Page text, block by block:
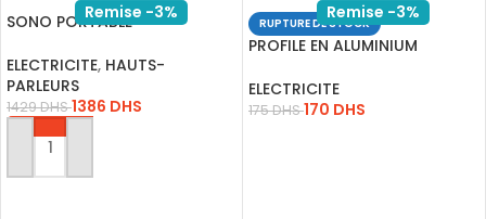
Remise -3%
SONO PORTABLE
USB-BLUET-FM-SD
ELECTRICITE, HAUTS-
PARLEURS
1429DHS1386 DHS
AJOUTER AU PANIER
Remise -3%
RUPTURE DE STOCK
PROFILE EN ALUMINIUM
ELECTRICITE
175DHS170 DHS